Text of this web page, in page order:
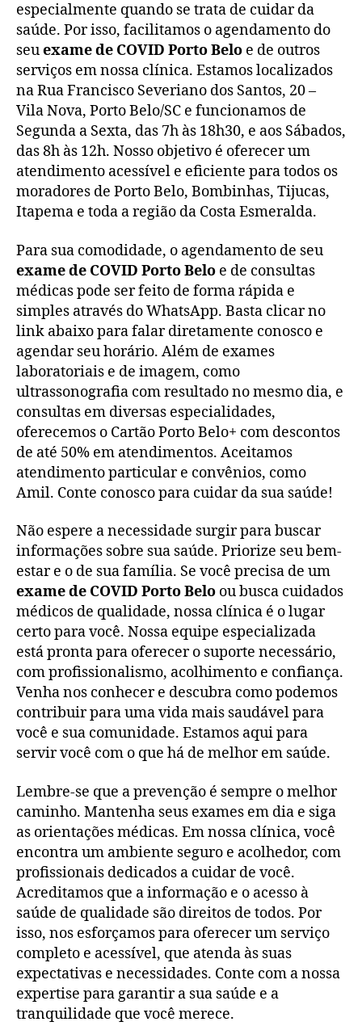
especialmente quando se trata de cuidar da
saúde. Por isso, facilitamos o agendamento do
seuexame de COVID Porto Belo e de outros
serviços em nossa clínica. Estamos localizados
na Rua Francisco Severiano dos Santos, 20 –
Vila Nova, Porto Belo/SC e funcionamos de
Segunda a Sexta, das 7h às 18h30, e aos Sábados,
das 8h às 12h. Nosso objetivo é oferecer um
atendimento acessível e eficiente para todos os
moradores de Porto Belo, Bombinhas, Tijucas,
Itapema e toda a região da Costa Esmeralda.
Para sua comodidade, o agendamento de seu
exame de COVID Porto Belo e de consultas
médicas pode ser feito de forma rápida e
simples através do WhatsApp. Basta clicar no
link abaixo para falar diretamente conosco e
agendar seu horário. Além de exames
laboratoriais e de imagem, como
ultrassonografia com resultado no mesmo dia, e
consultas em diversas especialidades,
oferecemos o Cartão Porto Belo+ com descontos
de até 50% em atendimentos. Aceitamos
atendimento particular e convênios, como
Amil. Conte conosco para cuidar da sua saúde!
Não espere a necessidade surgir para buscar
informações sobre sua saúde. Priorize seu bem-
estar e o de sua família. Se você precisa de um
exame de COVID Porto Belo ou busca cuidados
médicos de qualidade, nossa clínica é o lugar
certo para você. Nossa equipe especializada
está pronta para oferecer o suporte necessário,
com profissionalismo, acolhimento e confiança.
Venha nos conhecer e descubra como podemos
contribuir para uma vida mais saudável para
você e sua comunidade. Estamos aqui para
servir você com o que há de melhor em saúde.
Lembre-se que a prevenção é sempre o melhor
caminho. Mantenha seus exames em dia e siga
as orientações médicas. Em nossa clínica, você
encontra um ambiente seguro e acolhedor, com
profissionais dedicados a cuidar de você.
Acreditamos que a informação e o acesso à
saúde de qualidade são direitos de todos. Por
isso, nos esforçamos para oferecer um serviço
completo e acessível, que atenda às suas
expectativas e necessidades. Conte com a nossa
expertise para garantir a sua saúde e a
tranquilidade que você merece.